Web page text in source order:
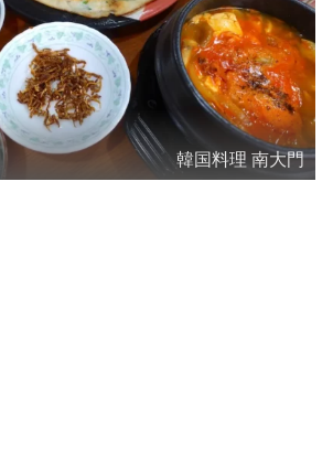
韓国料理 南大門